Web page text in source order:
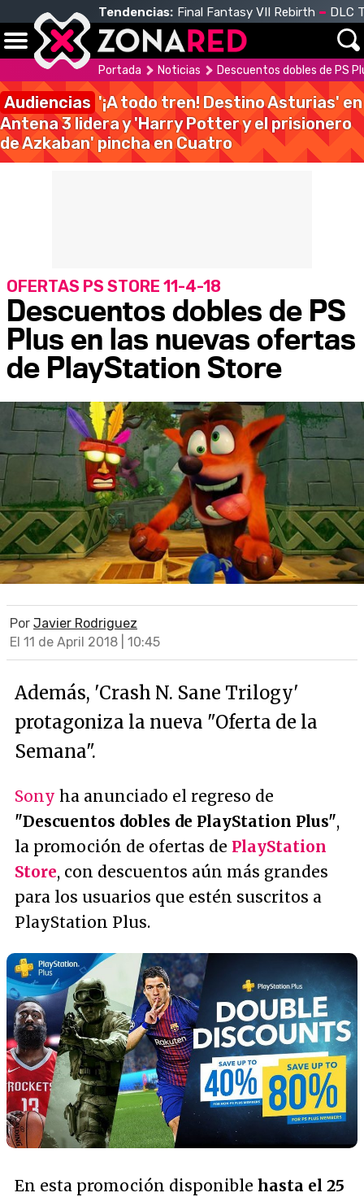
Tendencias: Final Fantasy VII Rebirth DLC
Portada Noticias Descuentos dobles de PS
Audiencias '¡A todo tren! Destino Asturias' en
Antena 3 lidera y 'Harry Potter y el prisionero
de Azkaban' pincha en Cuatro
Descuentos dobles de PS
Plus en las nuevas ofertas
de PlayStation Store
OFERTAS PS STORE 11-4-18
Por Javier Rodriguez
El 11 de April 2018 | 10:45
Además, 'Crash N. Sane Trilogy'
protagoniza la nueva "Oferta de la
Semana".
Sony ha anunciado el regreso de
"Descuentos dobles de PlayStation Plus",
la promoción de ofertas de PlayStation
Store, con descuentos aún más grandes
para los usuarios que estén suscritos a
PlayStation Plus.
En esta promoción disponible hasta el 25